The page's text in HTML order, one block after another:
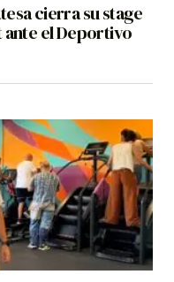
cierra su stage
ante el Deportivo